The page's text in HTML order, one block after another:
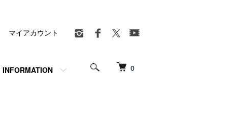
0
INFORMATION
マイアカウント